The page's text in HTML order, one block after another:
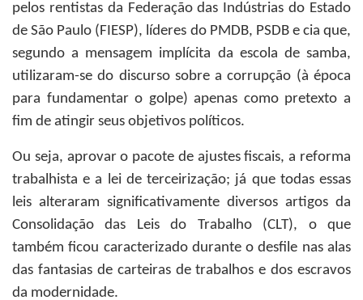
pelos rentistas da Federação das Indústrias do Estado
de São Paulo (FIESP), líderes do PMDB, PSDB e cia que,
segundo a mensagem implícita da escola de samba,
utilizaram-se do discurso sobre a corrupção (à época
para fundamentar o golpe) apenas como pretexto a
fim de atingir seus objetivos políticos.
Ou seja, aprovar o pacote de ajustes fiscais, a reforma
trabalhista e a lei de terceirização; já que todas essas
leis alteraram significativamente diversos artigos da
Consolidação das Leis do Trabalho (CLT), o que
também ficou caracterizado durante o desfile nas alas
das fantasias de carteiras de trabalhos e dos escravos
da modernidade.